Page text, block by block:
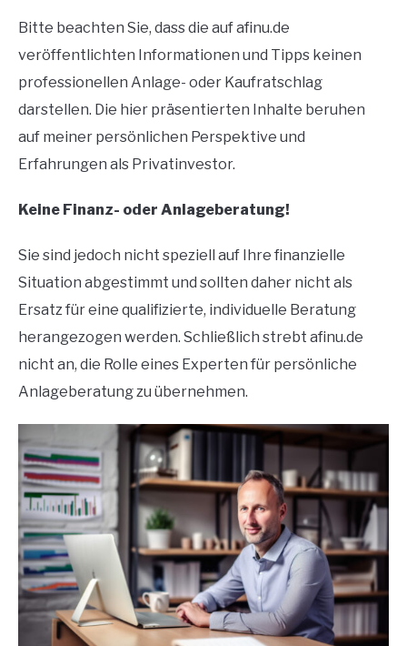
Bitte beachten Sie, dass die auf afinu.de
veröffentlichten Informationen und Tipps keinen
professionellen Anlage- oder Kaufratschlag
darstellen. Die hier präsentierten Inhalte beruhen
auf meiner persönlichen Perspektive und
Erfahrungen als Privatinvestor.
Keine Finanz- oder Anlageberatung!
Sie sind jedoch nicht speziell auf Ihre finanzielle
Situation abgestimmt und sollten daher nicht als
Ersatz für eine qualifizierte, individuelle Beratung
herangezogen werden. Schließlich strebt afinu.de
nicht an, die Rolle eines Experten für persönliche
Anlageberatung zu übernehmen.